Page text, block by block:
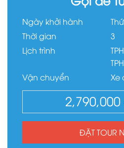
Ngày khởi hành
Thời gian
3
Lịch trình
Vận chuyển
Xe
2,790,000
ĐẶT TOUR